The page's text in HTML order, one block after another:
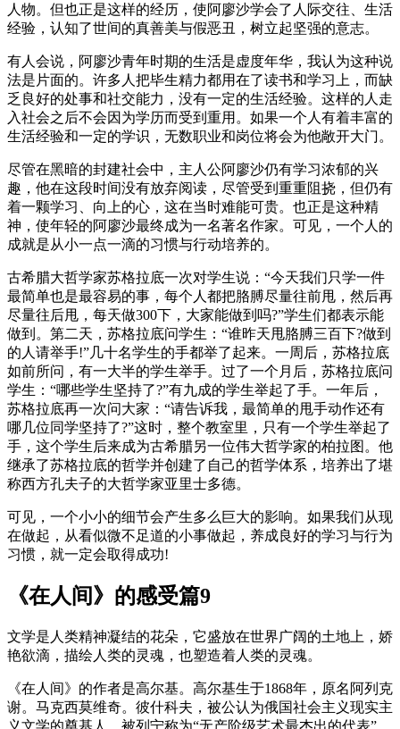
人物。但也正是这样的经历，使阿廖沙学会了人际交往、生活
经验，认知了世间的真善美与假恶丑，树立起坚强的意志。
有人会说，阿廖沙青年时期的生活是虚度年华，我认为这种说
法是片面的。许多人把毕生精力都用在了读书和学习上，而缺
乏良好的处事和社交能力，没有一定的生活经验。这样的人走
入社会之后不会因为学历而受到重用。如果一个人有着丰富的
生活经验和一定的学识，无数职业和岗位将会为他敞开大门。
尽管在黑暗的封建社会中，主人公阿廖沙仍有学习浓郁的兴
趣，他在这段时间没有放弃阅读，尽管受到重重阻挠，但仍有
着一颗学习、向上的心，这在当时难能可贵。也正是这种精
神，使年轻的阿廖沙最终成为一名著名作家。可见，一个人的
成就是从小一点一滴的习惯与行动培养的。
古希腊大哲学家苏格拉底一次对学生说：“今天我们只学一件
最简单也是最容易的事，每个人都把胳膊尽量往前甩，然后再
尽量往后甩，每天做300下，大家能做到吗?”学生们都表示能
做到。第二天，苏格拉底问学生：“谁昨天甩胳膊三百下?做到
的人请举手!”几十名学生的手都举了起来。一周后，苏格拉底
如前所问，有一大半的学生举手。过了一个月后，苏格拉底问
学生：“哪些学生坚持了?”有九成的学生举起了手。一年后，
苏格拉底再一次问大家：“请告诉我，最简单的甩手动作还有
哪几位同学坚持了?”这时，整个教室里，只有一个学生举起了
手，这个学生后来成为古希腊另一位伟大哲学家的柏拉图。他
继承了苏格拉底的哲学并创建了自己的哲学体系，培养出了堪
称西方孔夫子的大哲学家亚里士多德。
可见，一个小小的细节会产生多么巨大的影响。如果我们从现
在做起，从看似微不足道的小事做起，养成良好的学习与行为
习惯，就一定会取得成功!
《在人间》的感受篇9
文学是人类精神凝结的花朵，它盛放在世界广阔的土地上，娇
艳欲滴，描绘人类的灵魂，也塑造着人类的灵魂。
《在人间》的作者是高尔基。高尔基生于1868年，原名阿列克
谢。马克西莫维奇。彼什科夫，被公认为俄国社会主义现实主